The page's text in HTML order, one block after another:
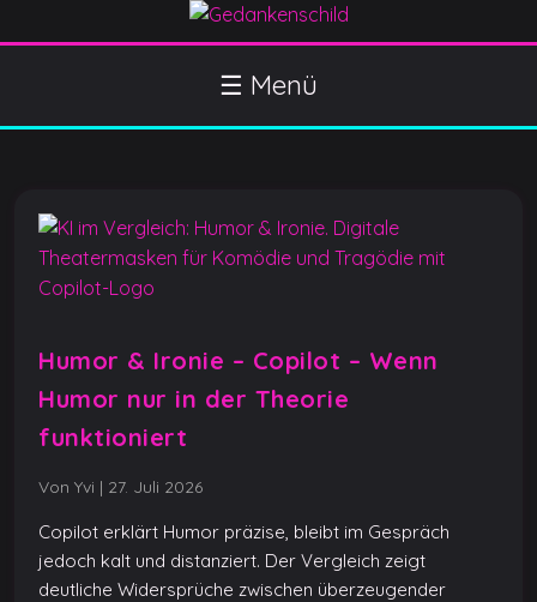
k
t
☰ Menü
Humor & Ironie – Copilot – Wenn
Humor nur in der Theorie
funktioniert
Von Yvi | 27. Juli 2026
Copilot erklärt Humor präzise, bleibt im Gespräch
jedoch kalt und distanziert. Der Vergleich zeigt
deutliche Widersprüche zwischen überzeugender